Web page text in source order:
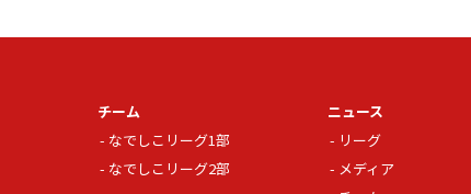
チーム
なでしこリーグ1部
なでしこリーグ2部
ニュース
リーグ
メディア